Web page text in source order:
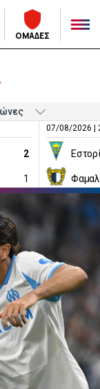
ΟΜΑΔΕΣ
2
1
07/08/2026 |